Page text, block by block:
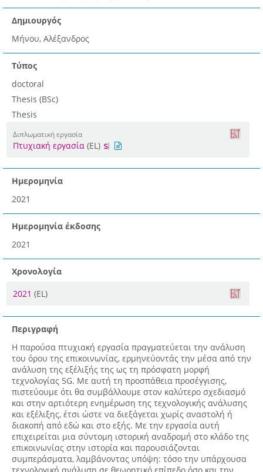
Δημιουργός
Μήνου, Αλέξανδρος
Τύπος
doctoral
Thesis (BSc)
Thesis
Διπλωματική εργασία
Πτυχιακή εργασία (EL)
Ημερομηνία
2021
Ημερομηνία έκδοσης
2021
Χρονολογία
2021 (EL)
Περιγραφή
Η παρούσα πτυχιακή εργασία πραγματεύεται την ανάλυση
του όρου της επικοινωνίας, ερμηνεύοντάς την μέσα από την
ανάλυση της εξέλιξής της ως τη πρόσφατη μορφή
τεχνολογίας 5G. Με αυτή τη προσπάθεια προσέγγισης,
πιστεύουμε ότι θα συμβάλλουμε στον καλύτερο σχεδιασμό
και στην αρτιότερη ενημέρωση της τεχνολογικής ανάλυσης
και εξέλιξης, έτσι ώστε να διεξάγεται χωρίς αναστολή ή
διακοπή από εδώ και στο εξής. Με την εργασία αυτή
επιχειρείται μια σύντομη ιστορική αναδρομή στο κλάδο της
επικοινωνίας στην ιστορία και παρουσιάζονται
συμπεράσματα, λαμβάνοντας υπόψη: τόσο την υπάρχουσα